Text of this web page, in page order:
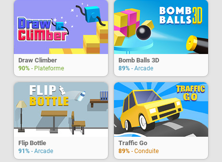
Draw Climber
90% - Plateforme
Bomb Balls 3D
89% - Arcade
Flip Bottle
91% - Arcade
Traffic Go
89% - Conduite